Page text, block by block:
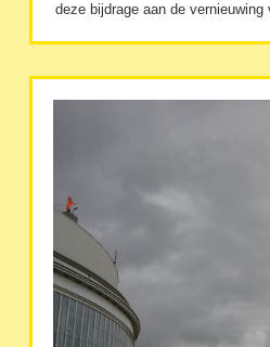
deze bijdrage aan de vernieuwing